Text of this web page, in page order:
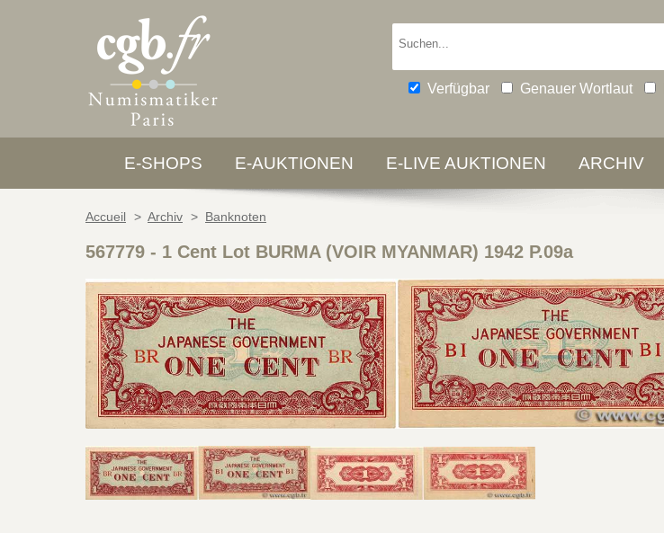
Verfügbar Genauer Wortlaut
E-SHOPS E-AUKTIONEN E-LIVE AUKTIONEN ARCHIV
Accueil > Archiv > Banknoten
567779 - 1 Cent Lot BURMA (VOIR MYANMAR) 1942 P.09a